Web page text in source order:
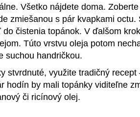
Všetko nájdete doma.
zmiešanou s pár kvapkami octu.
čistenia topánok. V ďalšom
Túto vrstvu oleja potom
suchou handričkou.
stvrdnuté, využite tradičný recept
hodín by mali topánky viditeľne
či ricínový olej.